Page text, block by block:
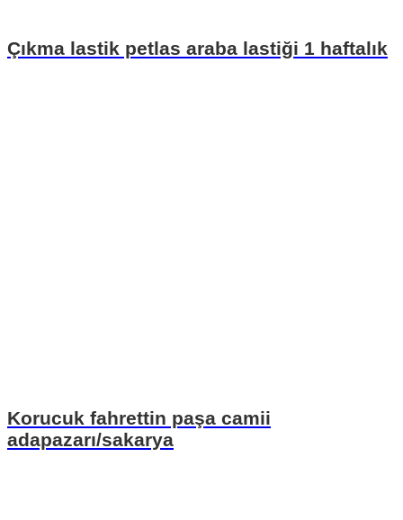
Çıkma lastik petlas araba lastiği 1 haftalık
Korucuk fahrettin paşa camii
adapazarı/sakarya